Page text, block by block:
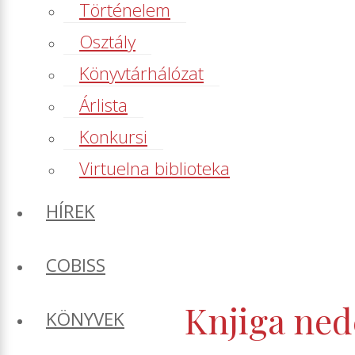
Történelem
Osztály
Könyvtárhálózat
Árlista
Konkursi
Virtuelna biblioteka
HÍREK
COBISS
KÖNYVEK
Knjiga